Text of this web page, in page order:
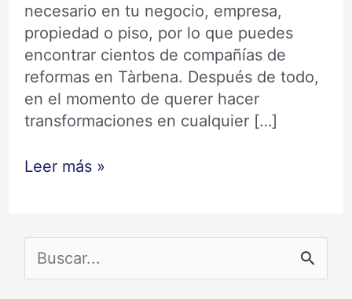
necesario en tu negocio, empresa,
propiedad o piso, por lo que puedes
encontrar cientos de compañías de
reformas en Tàrbena. Después de todo,
en el momento de querer hacer
transformaciones en cualquier […]
Leer más »